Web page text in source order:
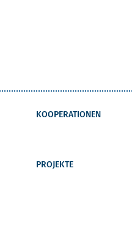
KOOPERATIONEN
PROJEKTE